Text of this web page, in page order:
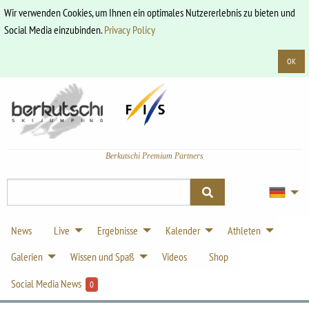
Wir verwenden Cookies, um Ihnen ein optimales Nutzererlebnis zu bieten und
Social Media einzubinden.Privacy Policy
OK
Berkutschi Premium Partners
News Live Ergebnisse Kalender
Athleten
Galerien
Wissen und Spaß Videos
Shop
Social Media News
0